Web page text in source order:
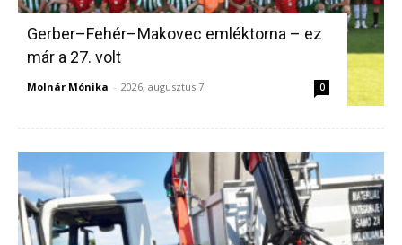
Gerber–Fehér–Makovec emléktorna – ez
már a 27. volt
Molnár Mónika - 2026, augusztus 7. 0